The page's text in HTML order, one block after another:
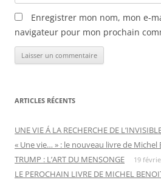
Enregistrer mon nom, mon e-
navigateur pour mon prochain
ARTICLES RÉCENTS
UNE VIE Á LA RECHERCHE DE
« Une vie… » : le nouveau livre de Michel
TRUMP : L’ART DU MENSONGE 19
LE PEROCHAIN LIVRE DE MICHEL